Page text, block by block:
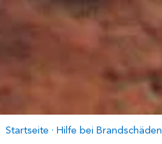
Startseite · Hilfe bei Brandschäden